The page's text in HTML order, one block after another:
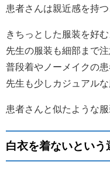
患者さんは親近感を持つ
きちっとした服装を好
先生の服装も細部まで注
普段着やノーメイクの患
先生も少しカジュアルな
患者さんと似たような
白衣を着ないという